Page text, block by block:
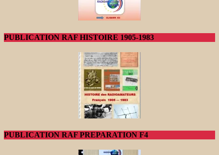
PUBLICATION RAF HISTOIRE 1905-1983
PUBLICATION RAF PREPARATION F4